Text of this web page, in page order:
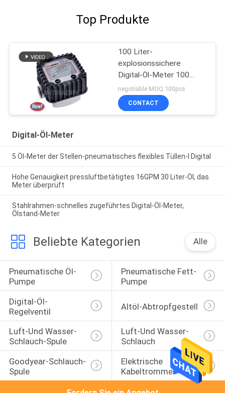
Top Produkte
100 Liter-
explosionssichere
Digital-Öl-Meter 100
STANGE
negotiable MOQ:100pcs
CONTACT
Digital-Öl-Meter
5 Öl-Meter der Stellen-pneumatisches flexibles Tüllen-I Digital
Hohe Genauigkeit pressluftbetätigtes 16GPM 30 Liter-Öl, das
Meter überprüft
Stahlrahmen-schnelles zugeführtes Digital-Öl-Meter,
Ölstand-Meter
Beliebte Kategorien Alle
Pneumatische Öl-
Pumpe
Pneumatische Fett-
Pumpe
Digital-Öl-
Regelventil
Altöl-Abtropfgestell
Luft-Und Wasser-
Schlauch-Spule
Luft-Und Wasser-
Schlauch
Goodyear-Schlauch-
Spule
Elektrische
Kabeltrommel